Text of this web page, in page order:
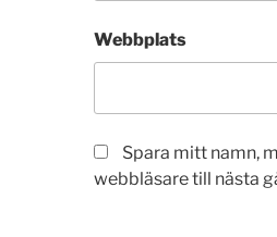
Webbplats
Spara mitt namn,
webbläsare till nästa